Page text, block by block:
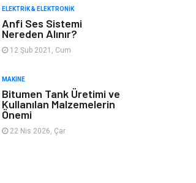
Aksesuar
Müzik
ELEKTRIK & ELEKTRONIK
Anfi Ses Sistemi
Nereden Alınır?
12 Şub 2021, Cum
MAKINE
Bitumen Tank Üretimi ve
Kullanılan Malzemelerin
Önemi
22 Nis 2026, Çar